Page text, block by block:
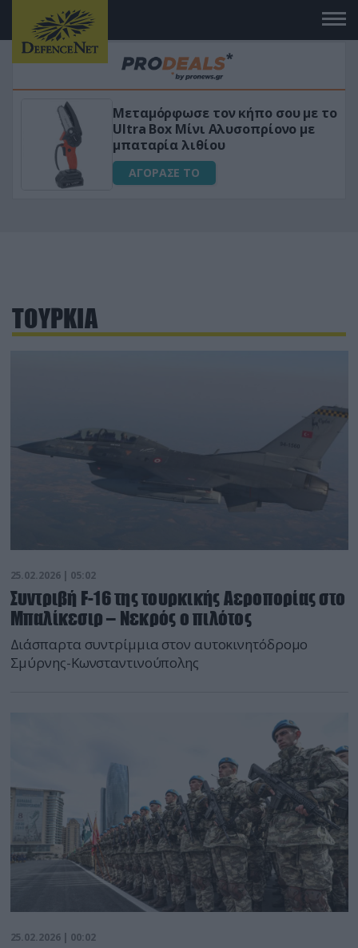
«Μαγική» φόρμουλα τριβόλι + VIP
για αύξηση της λίμπιντο
ΑΓΟΡΑΣΕ ΤΟ
ΤΟΥΡΚΙΑ
25.02.2026 | 05:02
Συντριβή F-16 της τουρκικής Αεροπορίας στο
Μπαλίκεσιρ – Νεκρός ο πιλότος
Διάσπαρτα συντρίμμια στον αυτοκινητόδρομο
Σμύρνης-Κωνσταντινούπολης
25.02.2026 | 00:02